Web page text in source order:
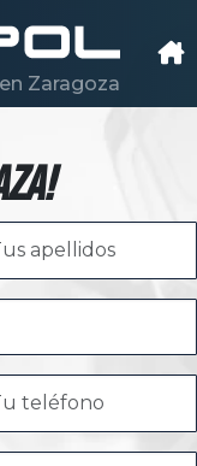
Zaragoza